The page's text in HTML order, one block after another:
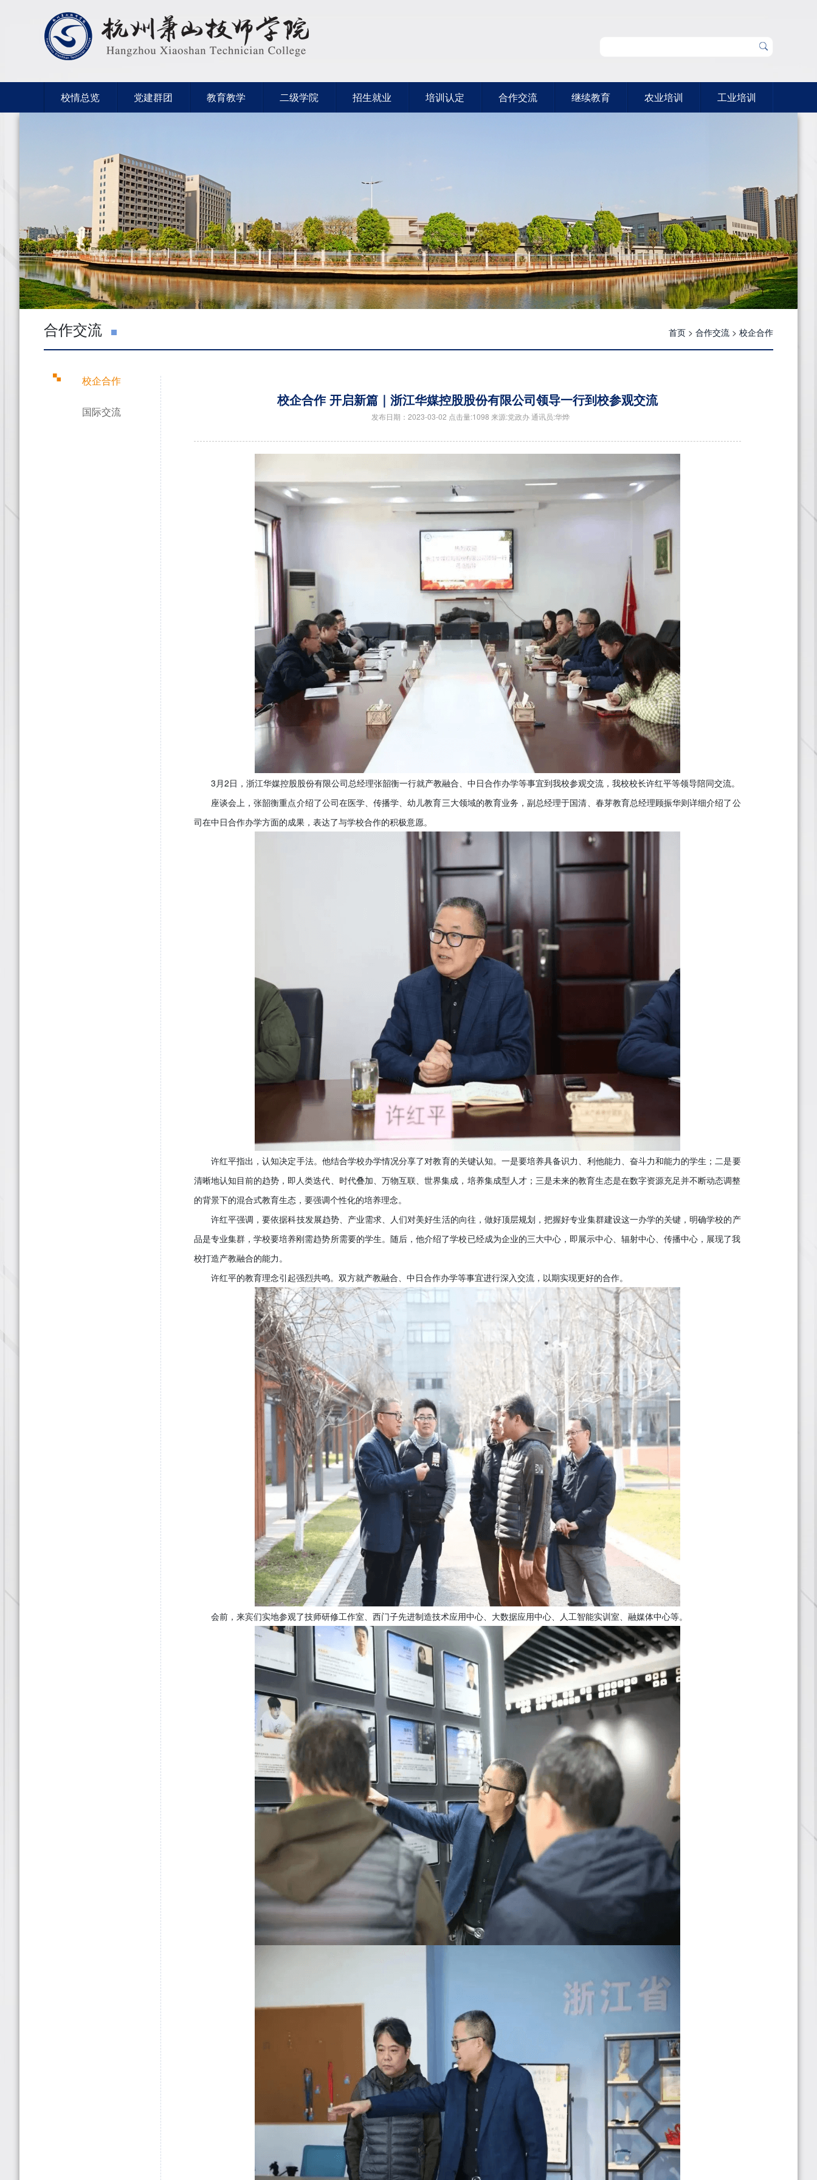
校情总览 党建群团 教育教学 二级学院 招生就业 培训认定 合作交流 继续教育 农业培训 工业培训
合作交流 首页 > 合作交流 > 校企合作
校企合作
国际交流
校企合作 开启新篇｜浙江华媒控股股份有限公司领导一行到校参观交流
发布日期：2023-03-02 点击量:1098 来源:党政办 通讯员:华烨
3月2日，浙江华媒控股股份有限公司总经理张韶衡一行就产教融合、中日合作办学等事宜到我校参观交流，我校校长许红平等领导陪同交流。
座谈会上，张韶衡重点介绍了公司在医学、传播学、幼儿教育三大领域的教育业务，副总经理于国清、春芽教育总经理顾振华则详细介绍了公
司在中日合作办学方面的成果，表达了与学校合作的积极意愿。
许红平指出，认知决定手法。他结合学校办学情况分享了对教育的关键认知。一是要培养具备识力、利他能力、奋斗力和能力的学生；二是要
清晰地认知目前的趋势，即人类迭代、时代叠加、万物互联、世界集成，培养集成型人才；三是未来的教育生态是在数字资源充足并不断动态调整
的背景下的混合式教育生态，要强调个性化的培养理念。
许红平强调，要依据科技发展趋势、产业需求、人们对美好生活的向往，做好顶层规划，把握好专业集群建设这一办学的关键，明确学校的产
品是专业集群，学校要培养刚需趋势所需要的学生。随后，他介绍了学校已经成为企业的三大中心，即展示中心、辐射中心、传播中心，展现了我
校打造产教融合的能力。
许红平的教育理念引起强烈共鸣。双方就产教融合、中日合作办学等事宜进行深入交流，以期实现更好的合作。
会前，来宾们实地参观了技师研修工作室、西门子先进制造技术应用中心、大数据应用中心、人工智能实训室、融媒体中心等。